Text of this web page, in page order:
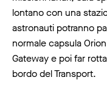
lontano con una
astronauti potranno
normale capsula
Gateway e poi far
bordo del Transport.